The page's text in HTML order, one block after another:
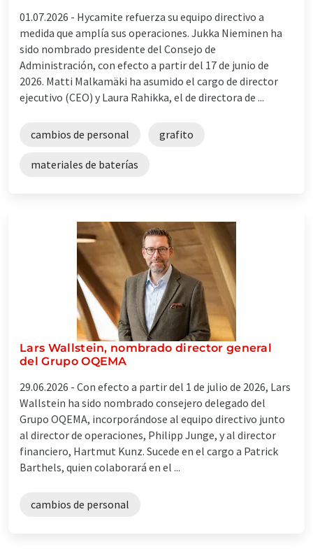
01.07.2026 - Hycamite refuerza su equipo directivo a
medida que amplía sus operaciones. Jukka Nieminen ha
sido nombrado presidente del Consejo de
Administración, con efecto a partir del 17 de junio de
2026. Matti Malkamäki ha asumido el cargo de director
ejecutivo (CEO) y Laura Rahikka, el de directora de ...
cambios de personal grafito
materiales de baterías
Lars Wallstein, nombrado director general
del Grupo OQEMA
29.06.2026 - Con efecto a partir del 1 de julio de 2026, Lars
Wallstein ha sido nombrado consejero delegado del
Grupo OQEMA, incorporándose al equipo directivo junto
al director de operaciones, Philipp Junge, y al director
financiero, Hartmut Kunz. Sucede en el cargo a Patrick
Barthels, quien colaborará en el ...
cambios de personal